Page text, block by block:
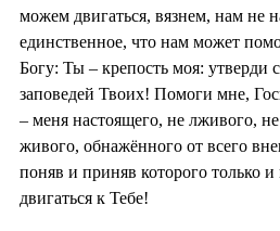
можем двигаться, вязнем, нам не
единственное, что нам может
Богу: Ты – крепость моя: утверди
заповедей Твоих! Помоги мне,
– меня настоящего, не лживого,
живого, обнажённого от всего
поняв и приняв которого только
двигаться к Тебе!